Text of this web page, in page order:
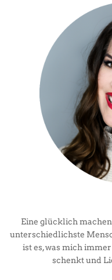
Eine glücklich
unterschiedlichste
ist es, was mich
schenkt und